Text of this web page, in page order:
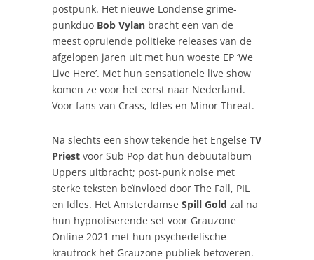
postpunk. Het nieuwe Londense grime-
punkduo Bob Vylan bracht een van de
meest opruiende politieke releases van de
afgelopen jaren uit met hun woeste EP ‘We
Live Here’. Met hun sensationele live show
komen ze voor het eerst naar Nederland.
Voor fans van Crass, Idles en Minor Threat.
Na slechts een show tekende het Engelse TV
Priest voor Sub Pop dat hun debuutalbum
Uppers uitbracht; post-punk noise met
sterke teksten beïnvloed door The Fall, PIL
en Idles. Het Amsterdamse Spill Gold zal na
hun hypnotiserende set voor Grauzone
Online 2021 met hun psychedelische
krautrock het Grauzone publiek betoveren.